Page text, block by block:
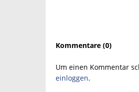
Kommentare (0)
Um einen Kommentar
einloggen.